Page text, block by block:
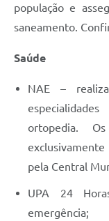
população e
saneamento.
Saúde
NAE –
ortopedia.
pela Central
UPA 24
emergência;